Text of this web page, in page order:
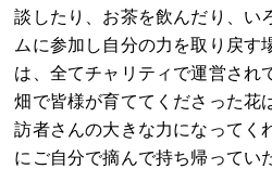
談したり、お茶を飲んだり、い
ムに参加し自分の力を取り戻す
は、全てチャリティで運営され
畑で皆様が育ててくださった花
訪者さんの大きな力になってく
にご自分で摘んで持ち帰ってい